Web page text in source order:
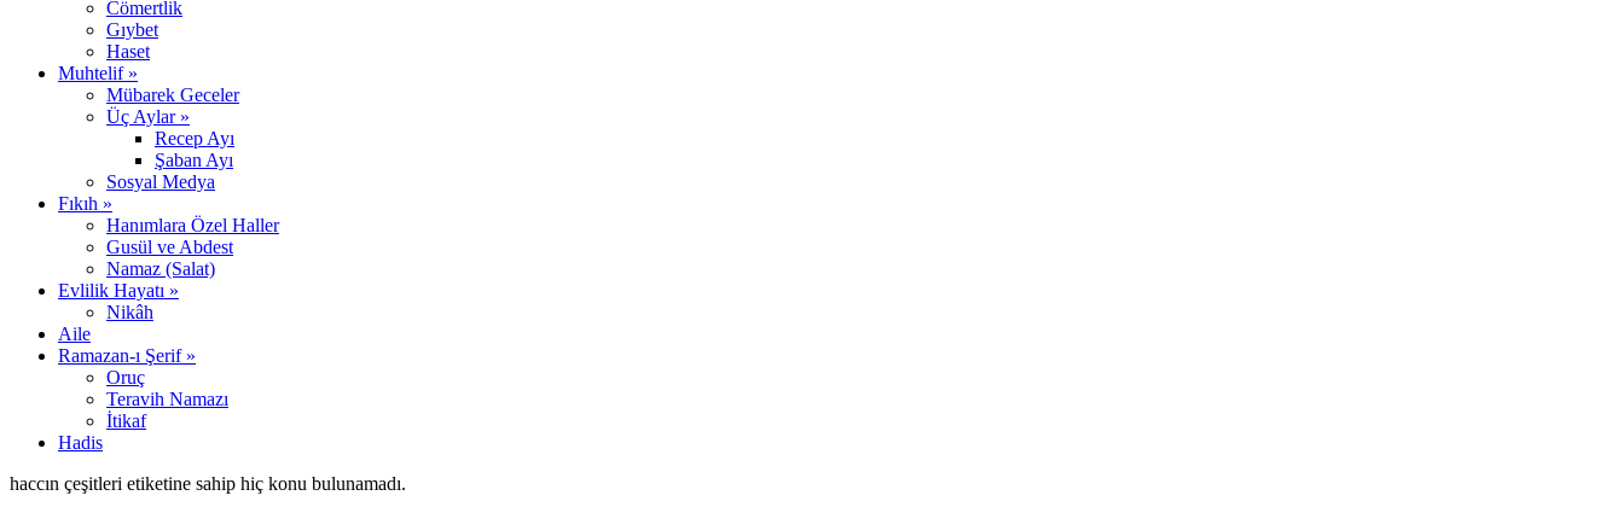
Cömertlik
Gıybet
Haset
Muhtelif »
Mübarek Geceler
Üç Aylar »
Recep Ayı
Şaban Ayı
Sosyal Medya
Fıkıh »
Hanımlara Özel Haller
Gusül ve Abdest
Namaz (Salat)
Evlilik Hayatı »
Nikâh
Aile
Ramazan-ı Şerif »
Oruç
Teravih Namazı
İtikaf
Hadis
haccın çeşitleri etiketine sahip hiç konu bulunamadı.